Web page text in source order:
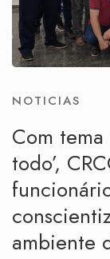
NOTICIAS
Com tema
todo’,
ambiente